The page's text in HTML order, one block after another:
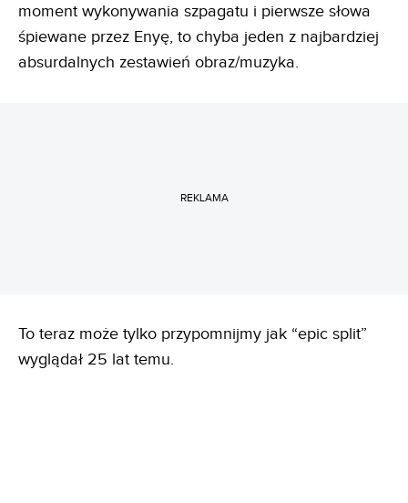
moment wykonywania szpagatu i pierwsze słowa
śpiewane przez Enyę, to chyba jeden z najbardziej
absurdalnych zestawień obraz/muzyka.
REKLAMA
To teraz może tylko przypomnijmy jak “epic split”
wyglądał 25 lat temu.